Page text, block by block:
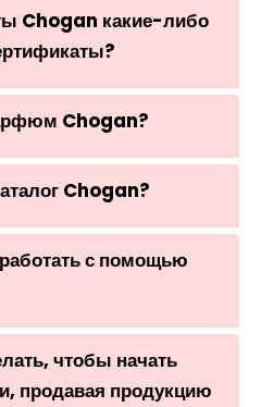
Chogan какие-либо
Chogan?
Chogan?
с помощью
чтобы начать
продавая продукцию